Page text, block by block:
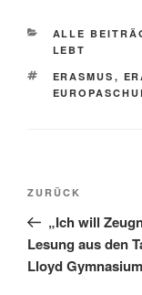
KATEGORIEN
ALLE
LEBT
ERASMUS ,
Vorheriger
Beitrag
ZURÜCK
„Ich will
Lesung aus den
Lloyd